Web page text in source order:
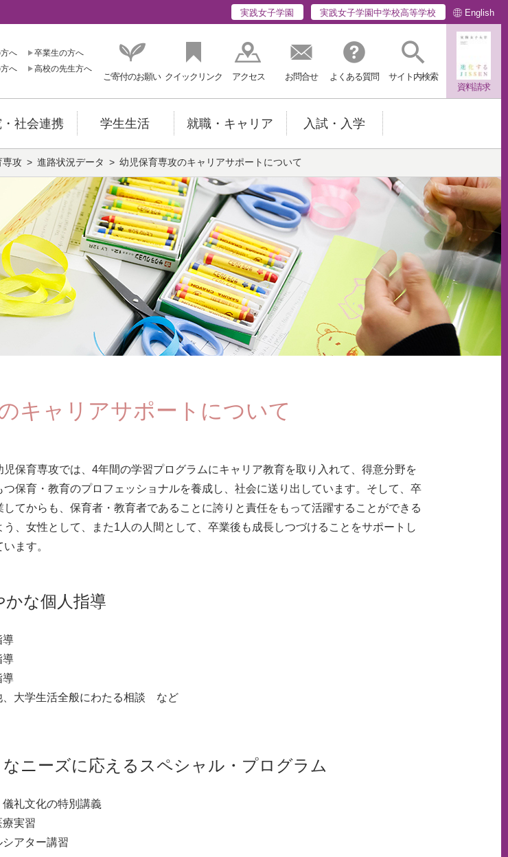
実践女子学園 実践女子学園中学校高等学校 English
へ
卒業生の方へ
へ
高校の先生方へ
ご寄付のお願い クイックリンク アクセス お問合せ よくある質問
サイト内検索
資料請求
社会連携 学生生活 就職・キャリア 入試・入学
専攻 進路状況データ 幼児保育専攻のキャリアサポートについて
キャリアサポートについて
児保育専攻では、4年間の学習プログラムにキャリア教育を取り入れて、得意分野を
つ保育・教育のプロフェッショナルを養成し、社会に送り出しています。そして、卒
してからも、保育者・教育者であることに誇りと責任をもって活躍することができる
う、女性として、また1人の人間として、卒業後も成長しつづけることをサポートし
います。
な個人指導
導
導
導
、大学生活全般にわたる相談 など
なニーズに応えるスペシャル・プログラム
儀礼文化の特別講義
療実習
シアター講習